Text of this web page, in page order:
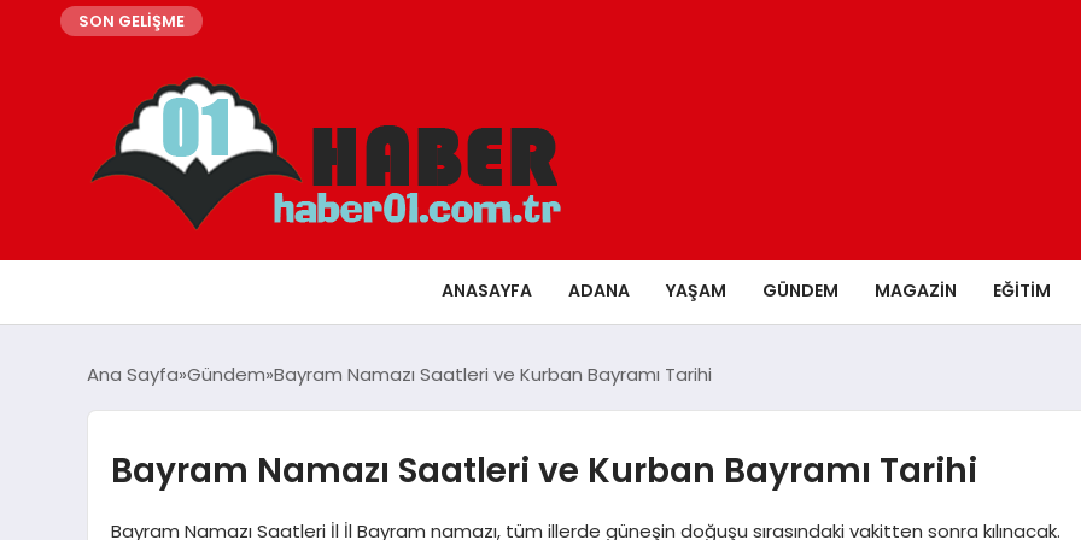
SON GELİŞME
ANASAYFA ADANA YAŞAM GÜNDEM MAGAZIN EĞITIM
Ana Sayfa Gündem Bayram Namazı Saatleri ve Kurban Bayramı Tarihi
Bayram Namazı Saatleri ve Kurban Bayramı Tarihi
Bayram Namazı Saatleri İl İl Bayram namazı, tüm illerde güneşin doğuşu sırasındaki vakitten sonra kılınacak.